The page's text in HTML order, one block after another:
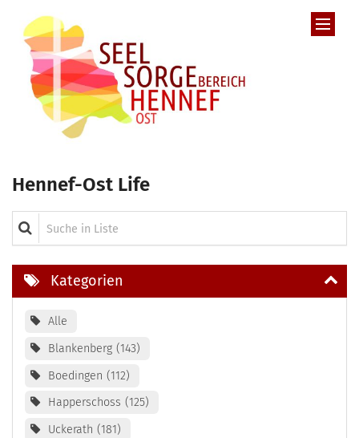
Hennef-Ost Life
Suche in Liste
Kategorien
Alle
Blankenberg
143
Boedingen
112
Happerschoss
125
Uckerath
181